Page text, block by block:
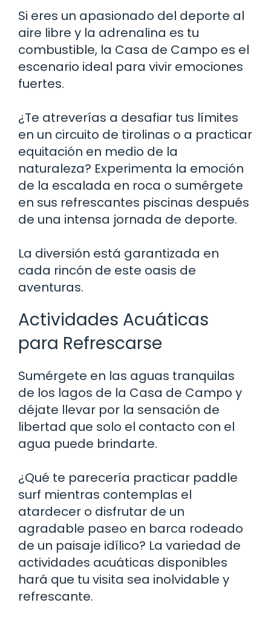
Si eres un apasionado del deporte al
aire libre y la adrenalina es tu
combustible, la Casa de Campo es el
escenario ideal para vivir emociones
fuertes.
¿Te atreverías a desafiar tus límites
en un circuito de tirolinas o a practicar
equitación en medio de la
naturaleza? Experimenta la emoción
de la escalada en roca o sumérgete
en sus refrescantes piscinas después
de una intensa jornada de deporte.
La diversión está garantizada en
cada rincón de este oasis de
aventuras.
Actividades Acuáticas
para Refrescarse
Sumérgete en las aguas tranquilas
de los lagos de la Casa de Campo y
déjate llevar por la sensación de
libertad que solo el contacto con el
agua puede brindarte.
¿Qué te parecería practicar paddle
surf mientras contemplas el
atardecer o disfrutar de un
agradable paseo en barca rodeado
de un paisaje idílico? La variedad de
actividades acuáticas disponibles
hará que tu visita sea inolvidable y
refrescante.